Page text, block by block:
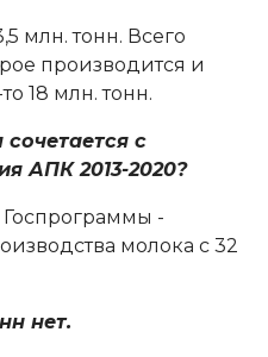
млн. тонн. Всего
производится и
18 млн. тонн.
с
АПК 2013-2020?
-
молока с 32
нет.